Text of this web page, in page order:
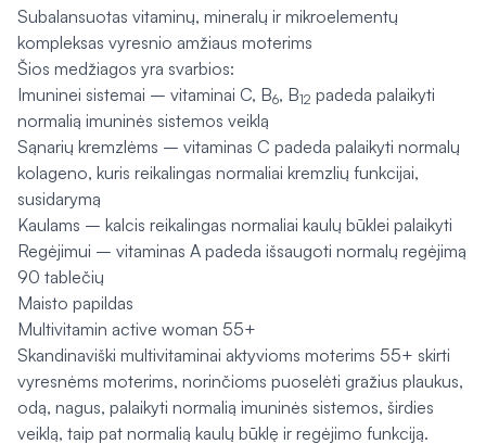
Subalansuotas vitaminų, mineralų ir mikroelementų
kompleksas vyresnio amžiaus moterims
Šios medžiagos yra svarbios:
Imuninei sistemai – vitaminai C, B6, B12 padeda palaikyti
normalią imuninės sistemos veiklą
Sąnarių kremzlėms – vitaminas C padeda palaikyti normalų
kolageno, kuris reikalingas normaliai kremzlių funkcijai,
susidarymą
Kaulams – kalcis reikalingas normaliai kaulų būklei palaikyti
Regėjimui – vitaminas A padeda išsaugoti normalų regėjimą
90 tablečių
Maisto papildas
Multivitamin active woman 55+
Skandinaviški multivitaminai aktyvioms moterims 55+ skirti
vyresnėms moterims, norinčioms puoselėti gražius plaukus,
odą, nagus, palaikyti normalią imuninės sistemos, širdies
veiklą, taip pat normalią kaulų būklę ir regėjimo funkciją.